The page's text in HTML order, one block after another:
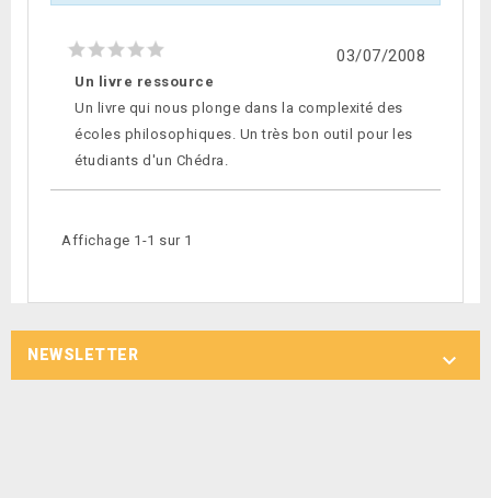
03/07/2008
Un livre ressource
Un livre qui nous plonge dans la complexité des
écoles philosophiques. Un très bon outil pour les
étudiants d'un Chédra.
Affichage 1-1 sur 1
NEWSLETTER 